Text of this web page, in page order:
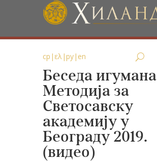
ср | ελ|ру| en
Беседа игумана
Методија за
Светосавску
академију у
Београду 2019.
(видео)